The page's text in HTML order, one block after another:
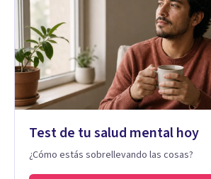
Test de tu salud mental hoy
¿Cómo estás sobrellevando las cosas?